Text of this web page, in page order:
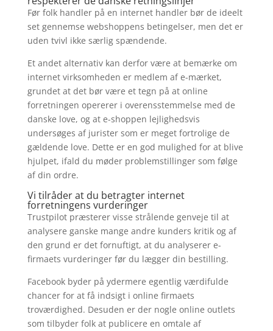
Før folk handler på en internet handler bør de ideelt
set gennemse webshoppens betingelser, men det er
uden tvivl ikke særlig spændende.
Et andet alternativ kan derfor være at bemærke om
internet virksomheden er medlem af e-mærket,
grundet at det bør være et tegn på at online
forretningen opererer i overensstemmelse med de
danske love, og at e-shoppen lejlighedsvis
undersøges af jurister som er meget fortrolige de
gældende love. Dette er en god mulighed for at blive
hjulpet, ifald du møder problemstillinger som følge
af din ordre.
Vi tilråder at du betragter internet
forretningens vurderinger
Trustpilot præsterer visse strålende genveje til at
analysere ganske mange andre kunders kritik og af
den grund er det fornuftigt, at du analyserer e-
firmaets vurderinger før du lægger din bestilling.
Facebook byder på ydermere egentlig værdifulde
chancer for at få indsigt i online firmaets
troværdighed. Desuden er der nogle online outlets
som tilbyder folk at publicere en omtale af